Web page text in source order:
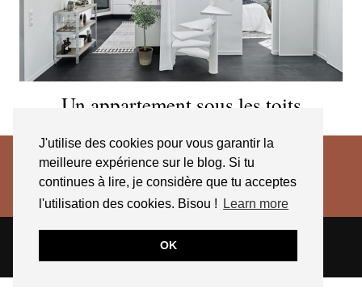
J'utilise des cookies pour vous garantir la
meilleure expérience sur le blog. Si tu
continues à lire, je considère que tu acceptes
l'utilisation des cookies. Bisou !
Learn more
OK
Un appartement sous les toits
THEME CREATED BYpipdig